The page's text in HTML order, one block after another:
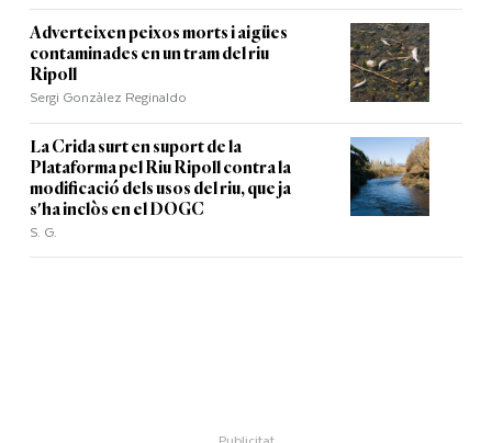
Adverteixen peixos morts i aigües
contaminades en un tram del riu
Ripoll
Sergi Gonzàlez Reginaldo
La Crida surt en suport de la
Plataforma pel Riu Ripoll contra la
modificació dels usos del riu, que ja
s'ha inclòs en el DOGC
S. G.